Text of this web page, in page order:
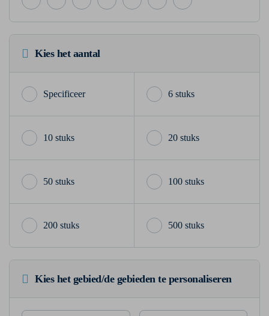
Kies het aantal
6 stuks
10 stuks 20 stuks
50 stuks 100 stuks
200 stuks 500 stuks
Kies het gebied/de gebieden te personaliseren